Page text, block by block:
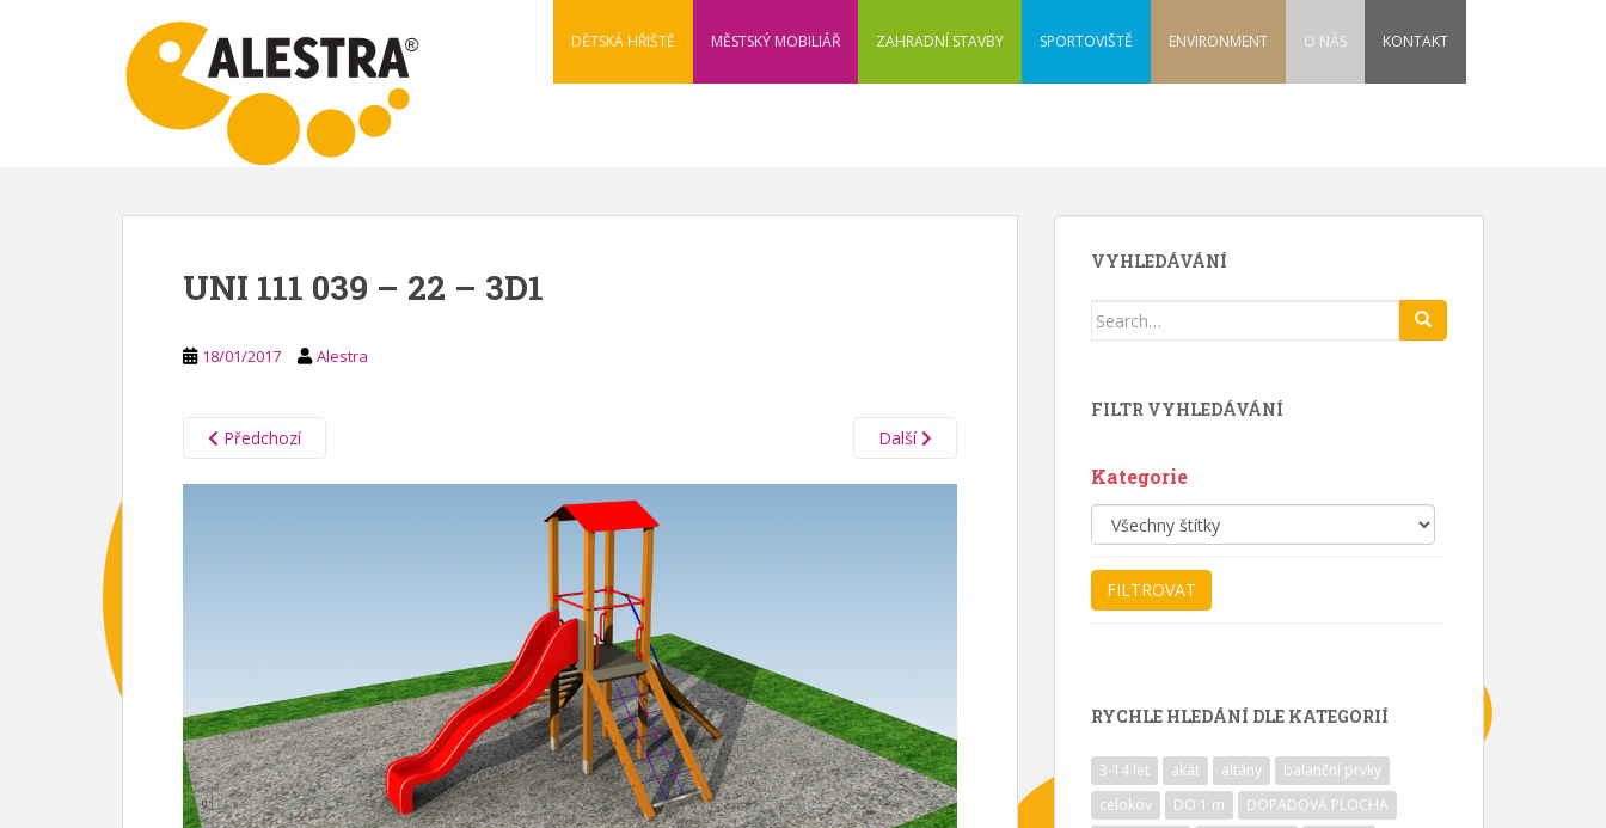
DĚTSKÁ HŘIŠTĚ MĚSTSKÝ MOBILIÁŘ ZAHRADNÍ STAVBY SPORTOVIŠTĚ ENVIRONMENT O NÁS KONTAKT
UNI 111 039 – 22 – 3D1
18/01/2017 Alestra
Předchozí Další
VYHLEDÁVÁNÍ
Search
FILTR VYHLEDÁVÁNÍ
Kategorie
RYCHLE HLEDÁNÍ DLE KATEGORIÍ
3-14 let akát altány
balanční prvky
celokov
DO 1 m
DOPADOVÁ PLOCHA